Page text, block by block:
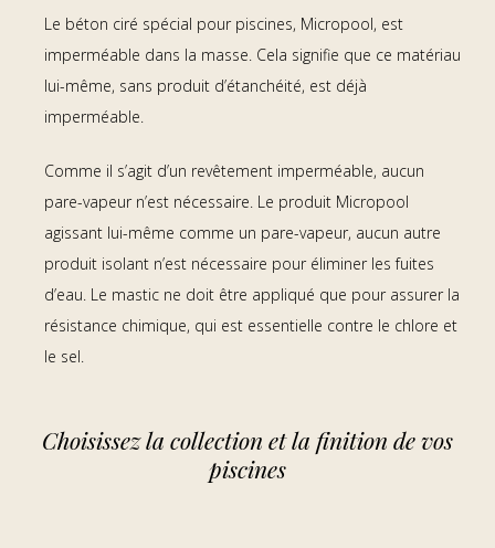
Close
Close
Close
Close
Le béton ciré spécial pour piscines, Micropool, est
imperméable dans la masse. Cela signifie que ce matériau
lui-même, sans produit d’étanchéité, est déjà
imperméable.
Comme il s’agit d’un revêtement imperméable, aucun
pare-vapeur n’est nécessaire. Le produit Micropool
agissant lui-même comme un pare-vapeur, aucun autre
produit isolant n’est nécessaire pour éliminer les fuites
d’eau. Le mastic ne doit être appliqué que pour assurer la
résistance chimique, qui est essentielle contre le chlore et
le sel.
Choisissez la collection et la finition de vos
piscines